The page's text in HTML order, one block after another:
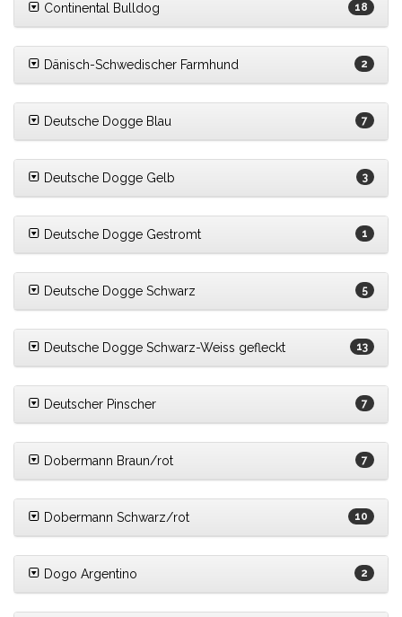
Continental Bulldog 18
Dänisch-Schwedischer Farmhund 2
Deutsche Dogge Blau 7
Deutsche Dogge Gelb 3
Deutsche Dogge Gestromt 1
Deutsche Dogge Schwarz 5
Deutsche Dogge Schwarz-Weiss gefleckt 13
Deutscher Pinscher 7
Dobermann Braun/rot 7
Dobermann Schwarz/rot 10
Dogo Argentino 2